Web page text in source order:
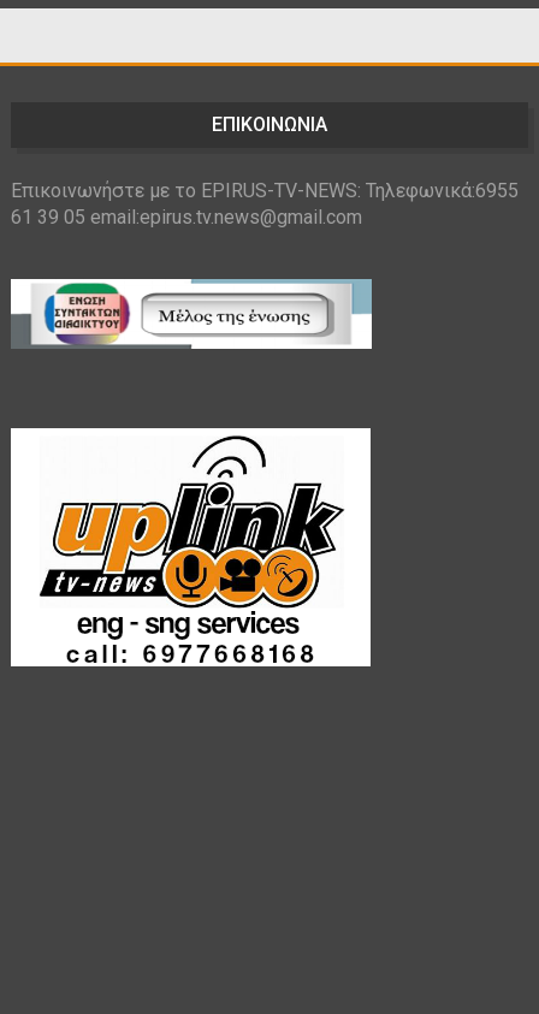
ΕΠΙΚΟΙΝΩΝΙΑ
Επικοινωνήστε με το EPIRUS-TV-NEWS: Τηλεφωνικά:6955
61 39 05 email:epirus.tv.news@gmail.com